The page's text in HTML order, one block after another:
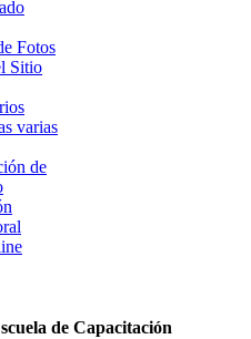
Fotos
Sitio
varias
de
de Capacitación